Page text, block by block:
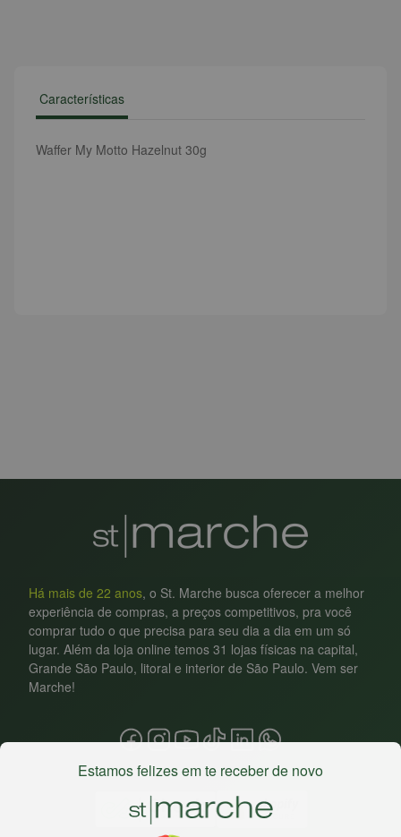
Características
Waffer My Motto Hazelnut 30g
Há mais de 22 anos, o St. Marche busca oferecer a melhor
experiência de compras, a preços competitivos, pra você
comprar tudo o que precisa para seu dia a dia em um só
lugar. Além da loja online temos 31 lojas físicas na capital,
Grande São Paulo, litoral e interior de São Paulo. Vem ser
Marche!
Estamos felizes em te receber de novo